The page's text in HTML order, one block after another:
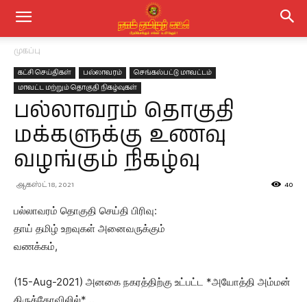
முகப்பு
கட்சி செய்திகள் பல்லாவரம்
செங்கல்பட்டு மாவட்டம்
மாவட்ட மற்றும் தொகுதி நிகழ்வுகள்
பல்லாவரம் தொகுதி
மக்களுக்கு உணவு
வழங்கும் நிகழ்வு
ஆகஸ்ட் 18, 2021 40
பல்லாவரம் தொகுதி செய்தி பிரிவு:
தாய் தமிழ் உறவுகள் அனைவருக்கும்
வணக்கம்,
(15-Aug-2021) அனகை நகரத்திற்கு உட்பட்ட *அயோத்தி அம்மன்